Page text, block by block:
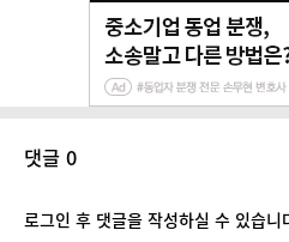
댓글 0
로그인 후 댓글을 작성하실 수 있습니